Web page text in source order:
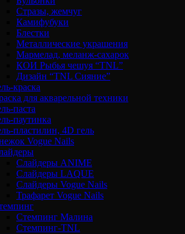
Стразы, жемчуг
Камифубуки
Блестки
Металлические украшения
Мармелад, меланж-сахарок
КОИ Рыбья чешуя “TNL”
Дизайн “TNL Сияние”
краска
для акварельной техники
паста
паутинка
пластилин, 4D гель
Vogue Nails
Слайдеры ANIME
Слайдеры LAQUE
Слайдеры Vogue Nails
Трафарет Vogue Nails
Стемпинг Малина
Стемпинг-TNL